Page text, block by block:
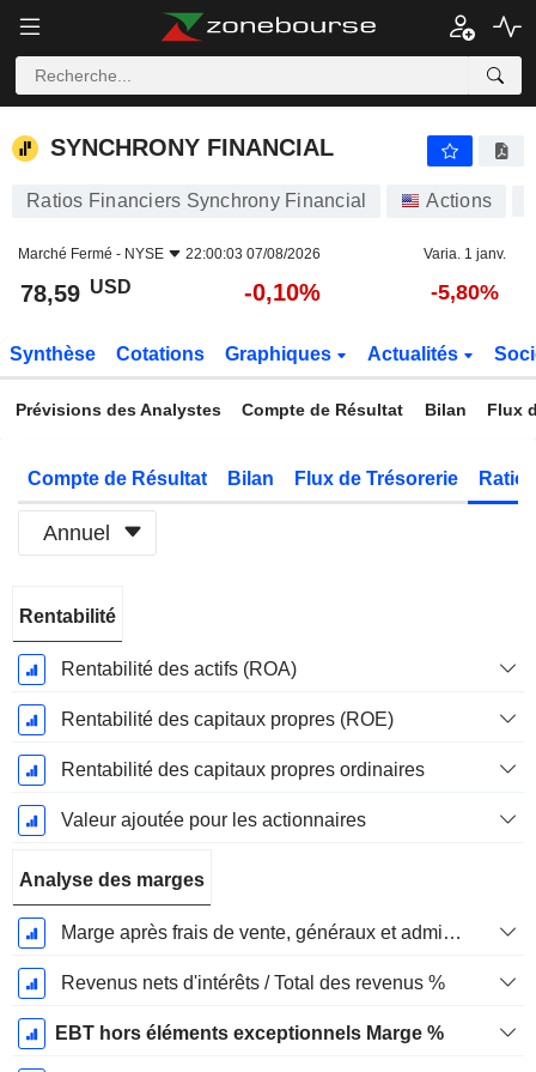
SYNCHRONY FINANCIAL
SYNCHRONY FINANCIAL
Ratios Financiers Synchrony Financial Actions
Marché Fermé - NYSE 22:00:03 07/08/2026 Varia. 1 janv.
78,59 USD -0,10% -5,80%
Synthèse Cotations Graphiques Actualités
Prévisions des Analystes Compte de Résultat Bilan Flux
Compte de Résultat Bilan Flux de Trésorerie
Annuel
Fiscale:
Décembre
Rentabilité
Rentabilité des actifs (ROA)
Rentabilité des capitaux propres (ROE)
Rentabilité des capitaux propres ordinaires
Valeur ajoutée pour les actionnaires
Analyse des marges
Marge après frais de vente, généraux et administratifs %
Revenus nets d'intérêts / Total des revenus %
EBT hors éléments exceptionnels Marge %